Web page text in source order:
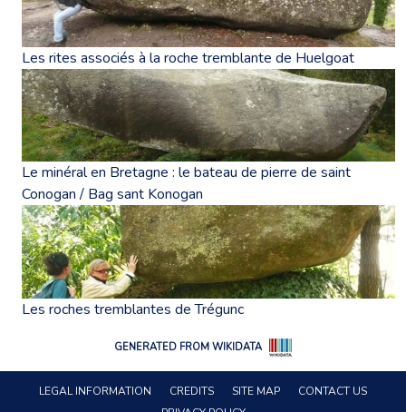
Les rites associés à la roche tremblante de Huelgoat
Le minéral en Bretagne : le bateau de pierre de saint
Conogan / Bag sant Konogan
Les roches tremblantes de Trégunc
GENERATED FROM WIKIDATA
LEGAL INFORMATION CREDITS SITE MAP
CONTACT US